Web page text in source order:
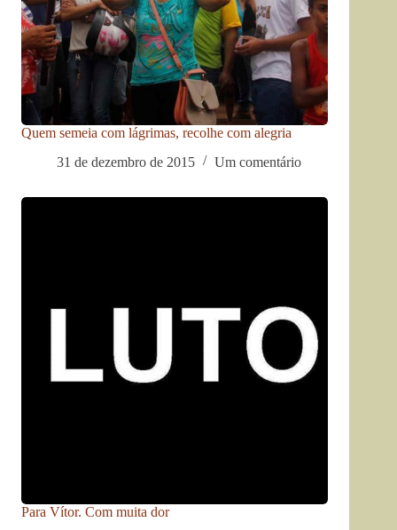
Quem semeia com lágrimas, recolhe com alegria
31 de dezembro de 2015
Um comentário
Para Vítor. Com muita dor